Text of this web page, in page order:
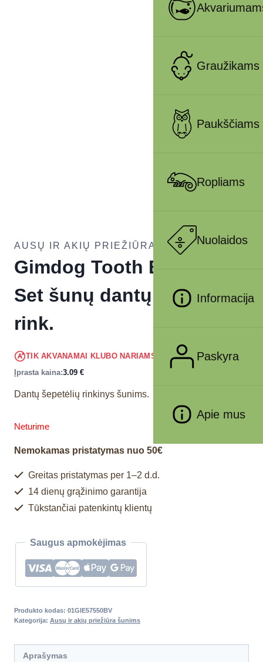
Graužikams
Paukščiams
Ropliams
Nuolaidos
Informacija
Paskyra
Apie mus
AUSŲ IR AKIŲ PRIEŽIŪRA ŠUNIMS
Gimdog Tooth Brushes
Set šunų dantų šepetėlių
rink.
TIK AKVANAMAI KLUBO NARIAMS 2.94€ !
Įprasta kaina:3.09 €
Dantų šepetėlių rinkinys šunims.
Neturime
Nemokamas pristatymas nuo 50€
Greitas pristatymas per 1–2 d.d.
14 dienų grąžinimo garantija
Tūkstančiai patenkintų klientų
Saugus apmokėjimas
Produkto kodas: 01GIE57550BV
Kategorija: Ausų ir akių priežiūra šunims
Aprašymas